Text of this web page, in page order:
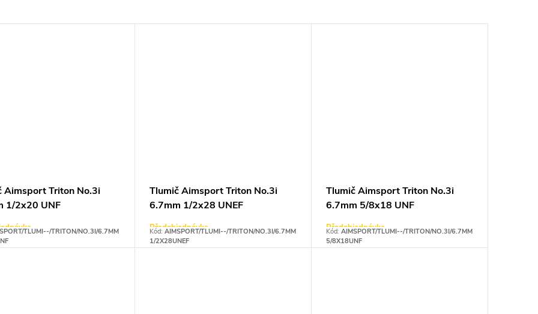
Aimsport Triton No.3i
1/2x20 UNF
TLUMI--/TRITON/NO.3I/6.7MM
Tlumič Aimsport Triton No.3i
6.7mm 1/2x28 UNEF
Předobjednávka
Kód: AIMSPORT/TLUMI--/TRITON/NO.3I/6.7MM
1/2X28UNEF
Tlumič Aimsport Triton No.3i
6.7mm 5/8x18 UNF
Předobjednávka
Kód: AIMSPORT/TLUMI--/TRITON/NO.3I/6.7MM
5/8X18UNF